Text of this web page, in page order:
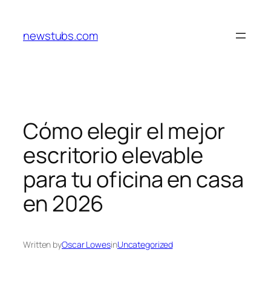
content
newstubs.com
Cómo elegir el mejor
escritorio elevable
para tu oficina en casa
en 2026
Written byOscar LowesinUncategorized